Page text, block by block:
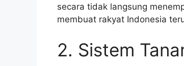
secara tidak langsung
membuat rakyat Indonesia
2. Sistem